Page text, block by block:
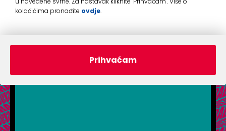
kolačićima pronađite ovdje.
Prihvaćam